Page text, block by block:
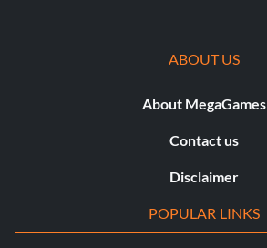
ABOUT US
About MegaGames
Contact us
Disclaimer
POPULAR LINKS